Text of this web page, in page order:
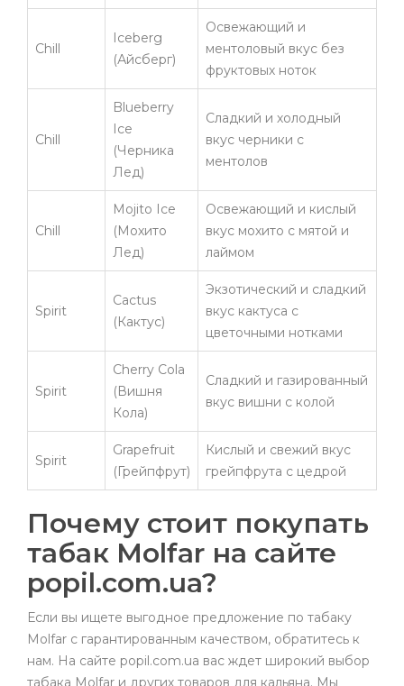
Chill
Iceberg
(Айсберг)
Освежающий и
ментоловый вкус без
фруктовых ноток
Chill
Blueberry
Ice
(Черника
Лед)
Сладкий и холодный
вкус черники с
ментолов
Chill
Mojito Ice
(Мохито
Лед)
Освежающий и кислый
вкус мохито с мятой и
лаймом
Spirit
Cactus
(Кактус)
Экзотический и сладкий
вкус кактуса с
цветочными нотками
Spirit
Cherry Cola
(Вишня
Кола)
Сладкий и газированный
вкус вишни с колой
Spirit
Grapefruit
(Грейпфрут)
Кислый и свежий вкус
грейпфрута с цедрой
Почему стоит покупать
табак Molfar на сайте
popil.com.ua?
Если вы ищете выгодное предложение по табаку
Molfar с гарантированным качеством, обратитесь к
нам. На сайте popil.com.ua вас ждет широкий выбор